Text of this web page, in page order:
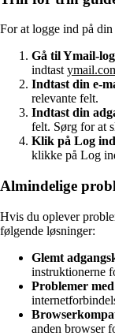
For at logge ind på
Gå til Ymail-
indtast
Indtast din e-
relevante felt.
Indtast din
felt. Sørg for at
Klik på Log
klikke på Log
Almindelige
Hvis du oplever
følgende løsninger:
Glemt
instruktionerne
Problemer
anden browser